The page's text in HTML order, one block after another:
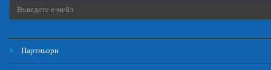
Партньори